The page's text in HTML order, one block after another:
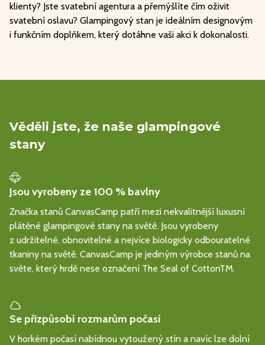
klienty? Jste svatební agentura a přemýšlíte čím oživit
svatební oslavu? Glampingový stan je ideálním designovým
i funkčním doplňkem, který dotáhne vaši akci k dokonalosti.
Věděli jste, že naše glampingové
stany
Jsou vyrobeny ze 100 % bavlny
Značka stanů CanvasCamp patří mezi nekvalitnější luxusní
plátěné glampingové stany na světě. Jsou vyrobeny
z udržitelné, obnovitelné a nejvíce biologicky odbouratelné
tkaniny na světě. CanvasCamp je jediným výrobce stanů na
světe, který hrdě nese označení The Seal of CottonTM.
Se přizpůsobí rozmarům počasí
V horkém počasí nabídnou vytoužený stín a navíc lze dolní